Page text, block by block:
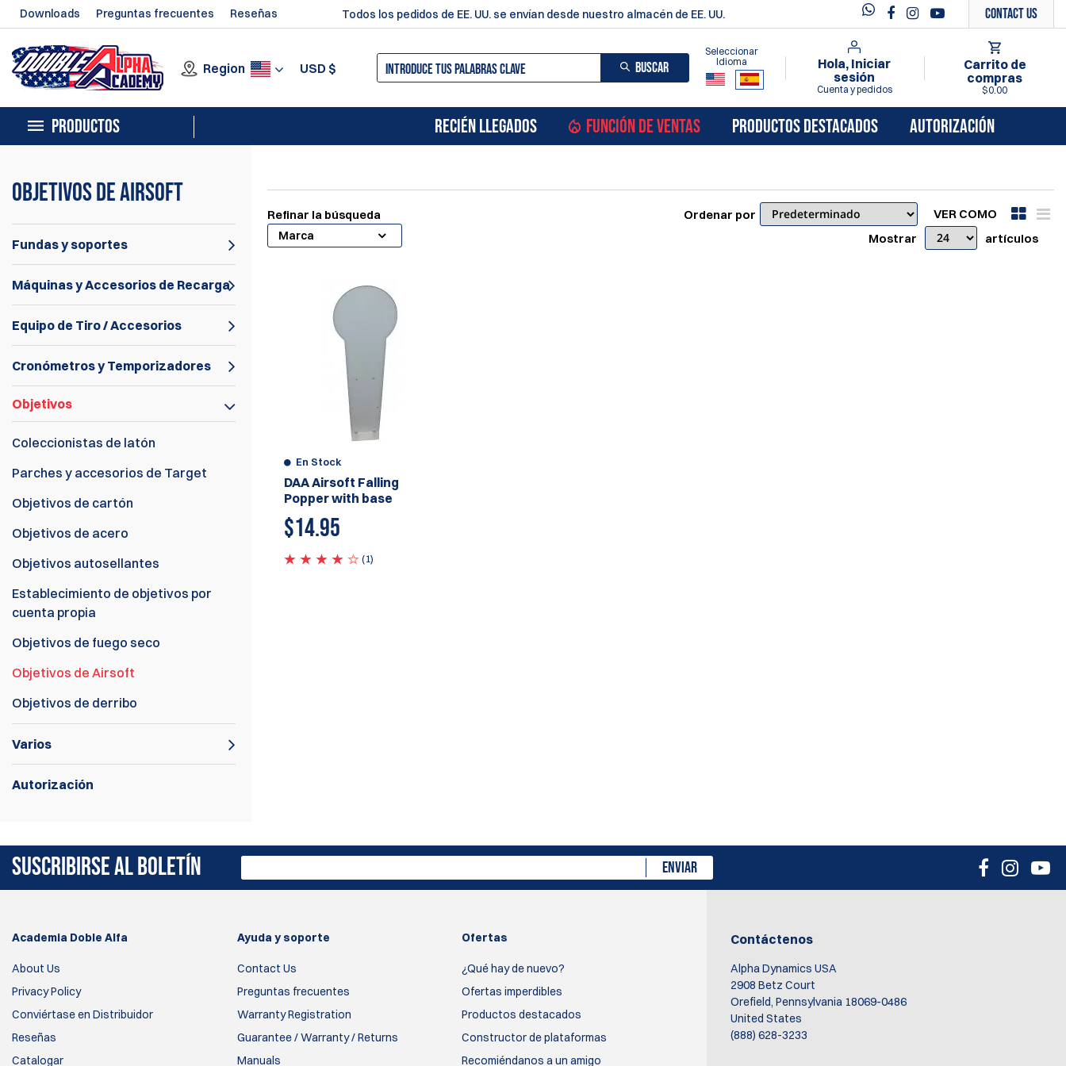
Downloads Preguntas frecuentes Reseñas Todos los pedidos de EE. UU. se envían desde nuestro almacén de EE. UU. Contact Us
Region USD $ BUSCAR
Seleccionar
Idioma
Hola, Iniciar
sesión
Cuenta y pedidos
Carrito de
compras
$0.00
PRODUCTOS RECIÉN LLEGADOS FUNCIÓN DE VENTAS PRODUCTOS DESTACADOS AUTORIZACIÓN
Objetivos de Airsoft
Fundas y soportes
Máquinas y Accesorios de Recarga
Equipo de Tiro / Accesorios
Cronómetros y Temporizadores
Objetivos
Coleccionistas de latón
Parches y accesorios de Target
Objetivos de cartón
Objetivos de acero
Objetivos autosellantes
Establecimiento de objetivos por
cuenta propia
Objetivos de fuego seco
Objetivos de Airsoft
Objetivos de derribo
Varios
Autorización
Refinar la búsqueda
Marca
VER COMO
Ordenar por
Mostrar
artículos
En Stock
DAA Airsoft Falling
Popper with base
$14.95
(1)
SUSCRIBIRSE AL BOLETÍN ENVIAR
Academia Doble Alfa
About Us
Privacy Policy
Conviértase en Distribuidor
Reseñas
Catalogar
Ayuda y soporte
Contact Us
Preguntas frecuentes
Warranty Registration
Guarantee / Warranty / Returns
Manuals
Ofertas
¿Qué hay de nuevo?
Ofertas imperdibles
Productos destacados
Constructor de plataformas
Recomiéndanos a un amigo
Contáctenos
Alpha Dynamics USA
2908 Betz Court
Orefield, Pennsylvania 18069-0486
United States
(888) 628-3233